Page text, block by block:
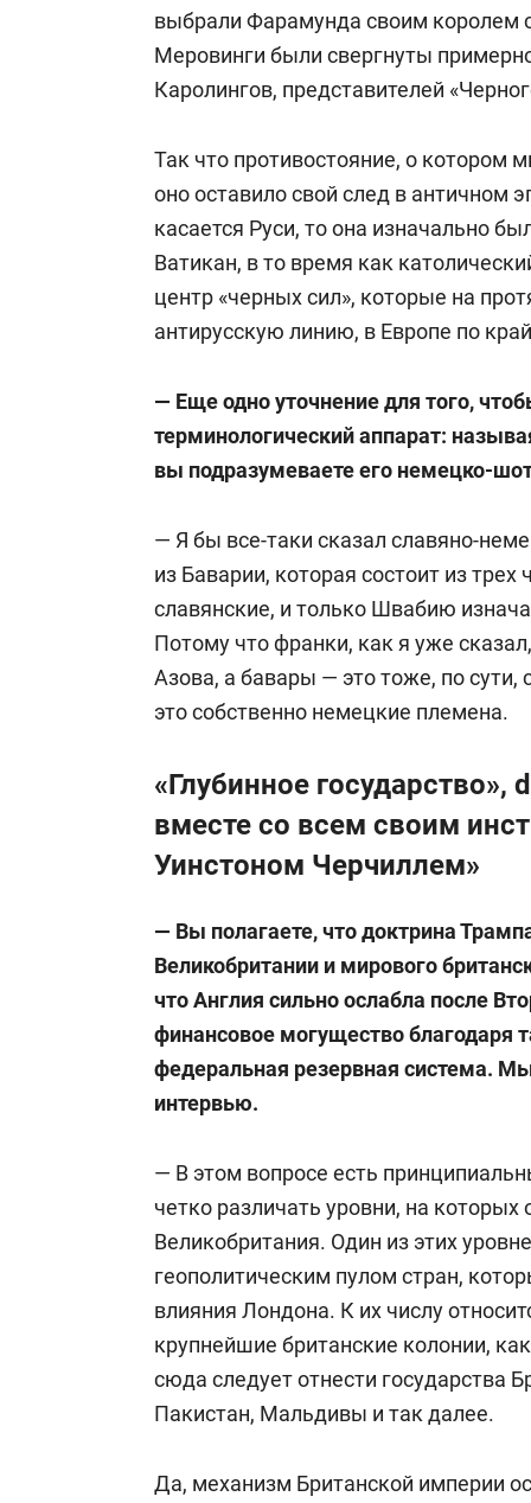
выбрали Фарамунда своим
Меровинги были свергнуты
Каролингов, представителей
Так что противостояние, о котором
оно оставило свой след в античном
касается Руси, то она изначально
Ватикан, в то время как
центр «черных сил», которые на
антирусскую линию, в Европе по
— Еще одно уточнение для того,
терминологический аппарат:
вы подразумеваете его немецко-
— Я бы все-таки сказал славяно-
из Баварии, которая состоит из
славянские, и только Швабию
Потому что франки, как я уже
Азова, а бавары — это тоже, по
это собственно немецкие племена.
«Глубинное
вместе со всем своим
Уинстоном Черчиллем»
— Вы полагаете, что доктрина
Великобритании и мирового
что Англия сильно ослабла после
финансовое могущество
федеральная резервная система.
интервью.
— В этом вопросе есть
четко различать уровни, на
Великобритания. Один из этих
геополитическим пулом стран,
влияния Лондона. К их числу
крупнейшие британские колонии,
сюда следует отнести государства
Пакистан, Мальдивы и так далее.
Да, механизм Британской империи